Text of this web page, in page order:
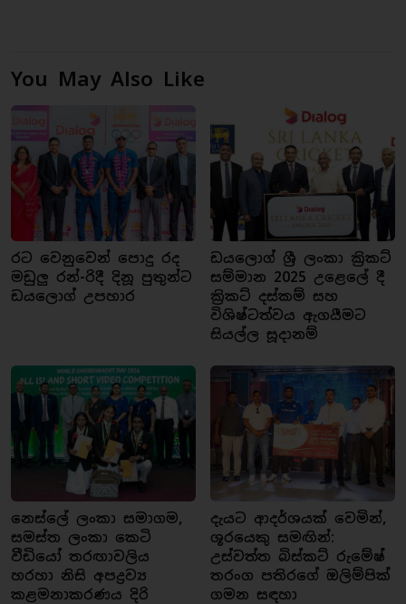
You May Also Like
රට වෙනුවෙන් පොදු රද
මඩුලු රන්-රිදී දිනූ පුතුන්ට
ඩයලොග් උපහාර
ඩයලොග් ශ්‍රී ලංකා ක්‍රිකට්
සම්මාන 2025 උළෙලේ දී
ක්‍රිකට් දස්කම් සහ
විශිෂ්ටත්වය ඇගයීමට
සියල්ල සූදානම්
නෙස්ලේ ලංකා සමාගම,
සමස්ත ලංකා කෙටි
වීඩියෝ තරඟාවලිය
හරහා නිසි අපද්‍රව්‍ය
කළමනාකරණය දිරි
දැයට ආදර්ශයක් වෙමින්,
ශූරයෙකු සමඟින්:
උස්වත්ත බිස්කට් රුමේෂ්
තරංග පතිරගේ ඔලිම්පික්
ගමන සඳහා